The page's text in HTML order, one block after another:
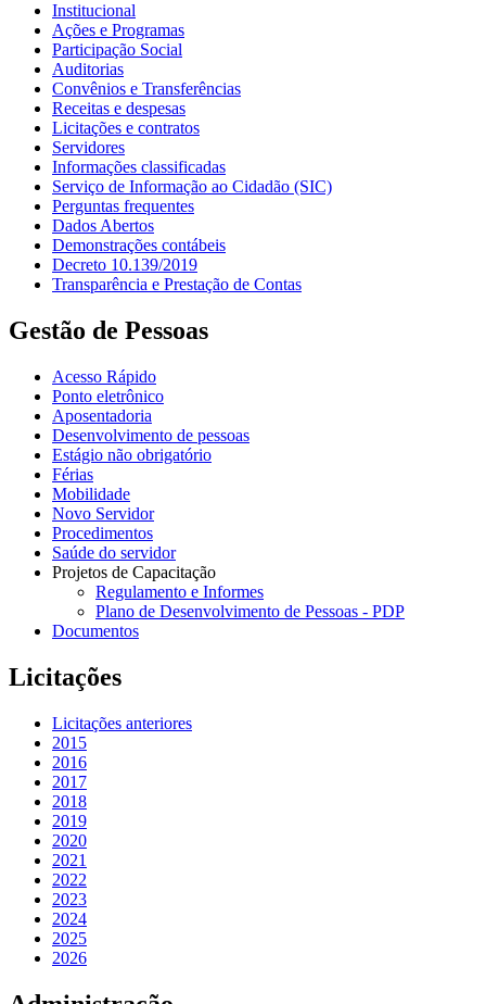
Institucional
Ações e Programas
Participação Social
Auditorias
Convênios e Transferências
Receitas e despesas
Licitações e contratos
Servidores
Informações classificadas
Serviço de Informação ao Cidadão (SIC)
Perguntas frequentes
Dados Abertos
Demonstrações contábeis
Decreto 10.139/2019
Transparência e Prestação de Contas
Gestão de Pessoas
Acesso Rápido
Ponto eletrônico
Aposentadoria
Desenvolvimento de pessoas
Estágio não obrigatório
Férias
Mobilidade
Novo Servidor
Procedimentos
Saúde do servidor
Projetos de Capacitação
Regulamento e Informes
Plano de Desenvolvimento de Pessoas - PDP
Documentos
Licitações
Licitações anteriores
2015
2016
2017
2018
2019
2020
2021
2022
2023
2024
2025
2026